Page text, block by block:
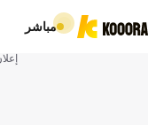
مباشر